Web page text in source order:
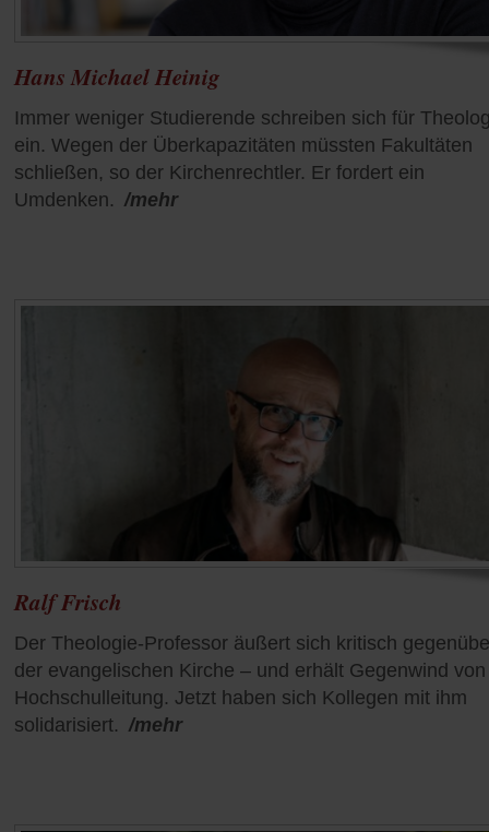
Hans Michael Heinig
Immer weniger Studierende schreiben sich für
ein. Wegen der Überkapazitäten müssten Fakultäten
schließen, so der Kirchenrechtler. Er fordert ein
Umdenken. /mehr
Ralf Frisch
Der Theologie-Professor äußert sich kritisch
der evangelischen Kirche – und erhält Gegenwind
Hochschulleitung. Jetzt haben sich Kollegen mit ihm
solidarisiert. /mehr